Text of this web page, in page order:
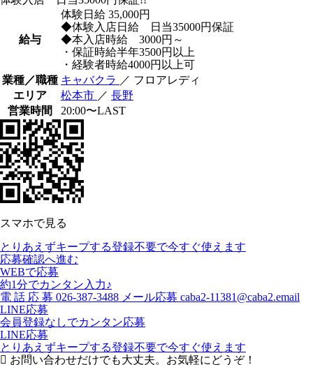
給与
体験日給 35,000円
◆体験入店日給 日当35000円保証
◆本入店時給 3000円～
・保証時給半年3500円以上
・経験者時給4000円以上可
業種／職種 キャバクラ ／ フロアレディ
エリア
松本市 ／ 長野
営業時間
20:00〜LAST
スマホで見る
とりあえずキープする登録不要で今すぐ使えます
応募確認へ進む
WEBで応募
約1分でカンタン入力♪
電 話 応 募 026-387-3488 メール応募 caba2-11381@caba2.email
LINE応募
会員登録なしでカンタン応募
LINE応募
とりあえずキープする登録不要で今すぐ使えます
お問い合わせだけでも大丈夫。お気軽にどうぞ！